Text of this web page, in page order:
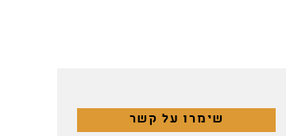
שימרו על קשר